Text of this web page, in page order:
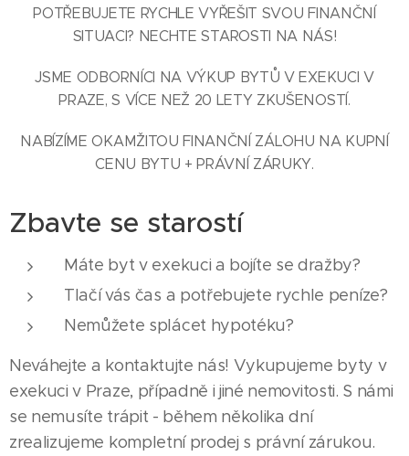
POTŘEBUJETE RYCHLE VYŘEŠIT SVOU FINANČNÍ
SITUACI? NECHTE STAROSTI NA NÁS!
JSME ODBORNÍCI NA VÝKUP BYTŮ V EXEKUCI V
PRAZE, S VÍCE NEŽ 20 LETY ZKUŠENOSTÍ.
NABÍZÍME OKAMŽITOU FINANČNÍ ZÁLOHU NA KUPNÍ
CENU BYTU + PRÁVNÍ ZÁRUKY.
Zbavte se starostí
Máte byt v exekuci a bojíte se dražby?
Tlačí vás čas a potřebujete rychle peníze?
Nemůžete splácet hypotéku?
Neváhejte a kontaktujte nás! Vykupujeme byty v
exekuci v Praze, případně i jiné nemovitosti. S námi
se nemusíte trápit - během několika dní
zrealizujeme kompletní prodej s právní zárukou.